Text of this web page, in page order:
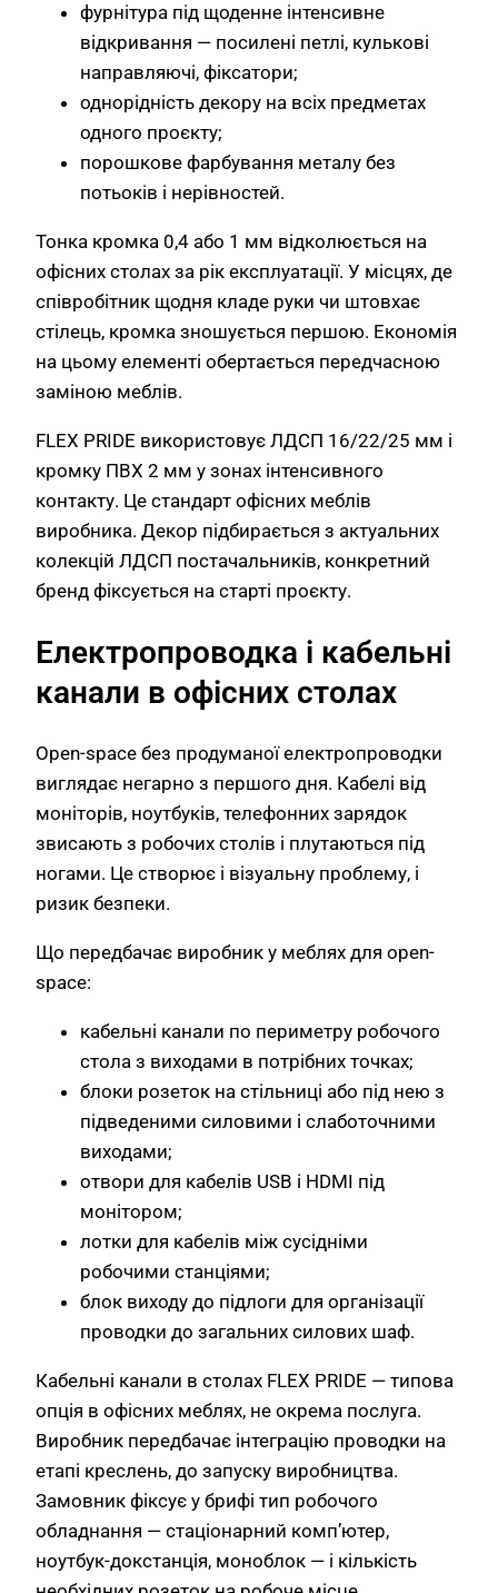
фурнітура під щоденне інтенсивне
відкривання — посилені петлі, кулькові
направляючі, фіксатори;
однорідність декору на всіх предметах
одного проєкту;
порошкове фарбування металу без
потьоків і нерівностей.
Тонка кромка 0,4 або 1 мм відколюється на
офісних столах за рік експлуатації. У місцях, де
співробітник щодня кладе руки чи штовхає
стілець, кромка зношується першою. Економія
на цьому елементі обертається передчасною
заміною меблів.
FLEX PRIDE використовує ЛДСП 16/22/25 мм і
кромку ПВХ 2 мм у зонах інтенсивного
контакту. Це стандарт офісних меблів
виробника. Декор підбирається з актуальних
колекцій ЛДСП постачальників, конкретний
бренд фіксується на старті проєкту.
Електропроводка і кабельні
канали в офісних столах
Open-space без продуманої електропроводки
виглядає негарно з першого дня. Кабелі від
моніторів, ноутбуків, телефонних зарядок
звисають з робочих столів і плутаються під
ногами. Це створює і візуальну проблему, і
ризик безпеки.
Що передбачає виробник у меблях для open-
space:
кабельні канали по периметру робочого
стола з виходами в потрібних точках;
блоки розеток на стільниці або під нею з
підведеними силовими і слаботочними
виходами;
отвори для кабелів USB і HDMI під
монітором;
лотки для кабелів між сусідніми
робочими станціями;
блок виходу до підлоги для організації
проводки до загальних силових шаф.
Кабельні канали в столах FLEX PRIDE — типова
опція в офісних меблях, не окрема послуга.
Виробник передбачає інтеграцію проводки на
етапі креслень, до запуску виробництва.
Замовник фіксує у брифі тип робочого
обладнання — стаціонарний комп’ютер,
ноутбук-докстанція, моноблок — і кількість